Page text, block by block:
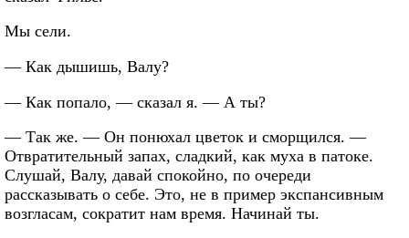
Мы сели.
— Как дышишь, Валу?
— Как попало, — сказал я. — А ты?
— Так же. — Он понюхал цветок и сморщился. —
Отвратительный запах, сладкий, как муха в патоке.
Слушай, Валу, давай спокойно, по очереди
рассказывать о себе. Это, не в пример экспансивным
возгласам, сократит нам время. Начинай ты.